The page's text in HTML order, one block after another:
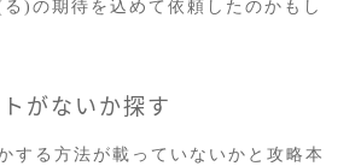
)の期待を込めて依頼したのかもし
がないか探す
する方法が載っていないかと攻略本